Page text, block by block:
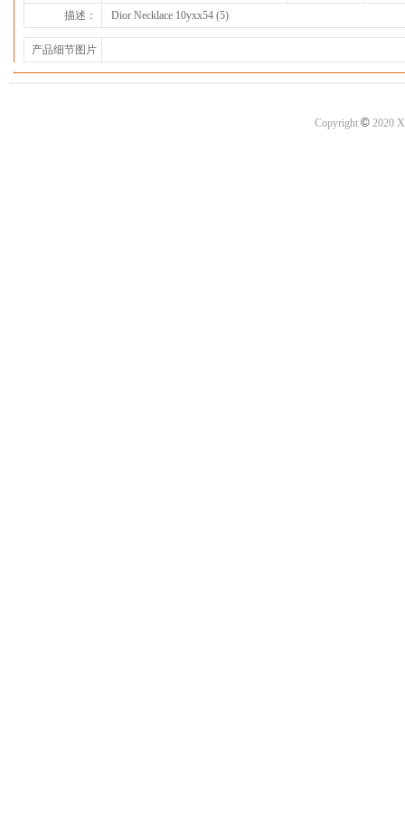
描述：
Dior Necklace 10yxx54 (5)
产品细节图片
Copyright ©2020